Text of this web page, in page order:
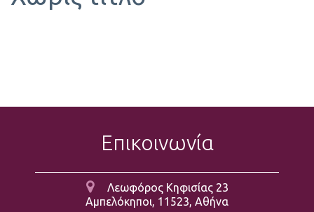
Επικοινωνία
Λεωφόρος Κηφισίας 23
Αμπελόκηποι, 11523, Αθήνα